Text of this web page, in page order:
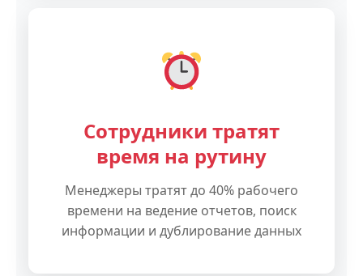
Сотрудники тратят
время на рутину
Менеджеры тратят до 40% рабочего
времени на ведение отчетов, поиск
информации и дублирование данных